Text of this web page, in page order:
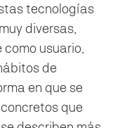
tecnologías
diversas,
usuario,
de
en que se
que